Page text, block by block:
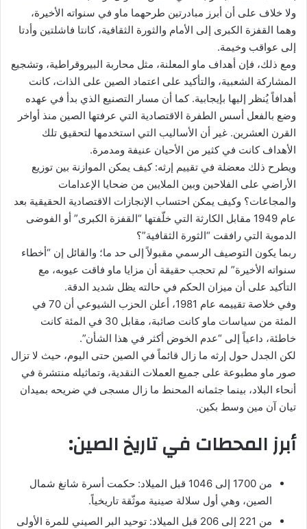
ولا خلاف على أن أبرز مبادرتين طرحهما ماو في سنواته الأخيرة،
وهما القفزة الكبرى إلى الأمام والثورة الثقافية، كانتا فاشلتين وأدتا
إلى عواقب وخيمة.
ومع ذلك، فإن أهداف ماو المعلنة، مثل محاربة البيروقراطية، وتشجيع
المشاركة الشعبية، والتأكيد على اعتماد الصين على الذات، كانت
أهدافاً يُنظر إليها بإيجابية. كما أن مسار التصنيع الذي بدأ في عهده
وضع بالفعل أسس الطفرة الاقتصادية التي عرفتها الصين منذ أواخر
القرن العشرين. غير أن الأساليب التي استخدمها لتحقيق تلك
الأهداف كانت في كثير من الأحيان عنيفة ومدمرة.
ويطرح ذلك معضلة في تقييم إرثه: كيف يمكن الموازنة بين توزيع
الأراضي على الفلاحين وبين الملايين من ضحايا الإعدامات
والمجاعات؟ وكيف يمكن احتساب الإنجازات الاقتصادية الحقيقية بعد
عام 1949 مقابل الكارثة التي خلّفتها “القفزة الكبرى” أو الفوضى
الدموية التي رافقت “الثورة الثقافية”؟
ربما يكون التوصيف الرسمي مقبولاً إلى حد ما؛ والقائل إن “أخطاء
سنواته الأخيرة” لم تحجب حقيقة أن مزايا ماو فاقت عيوبه، مع
التأكيد على أن ميزان الحكم في حالته يظل شديد الدقة.
وفي خلاصة تقييمه عام 1981، أعلن الحزب الشيوعي أن 70 في
المئة من سياسات ماو كانت صائبة، مقابل 30 في المئة كانت
خاطئة، داعياً إلى “عدم الخوض أكثر في هذا الشأن”.
لكن الجدل حول إرثه ما زال قائماً في الصين حتى اليوم، حيث لا تزال
صور ماو مطبوعة على جميع العملات النقدية، وتماثيله منتشرة في
أنحاء البلاد، بينما جثمانه المحنط ما زال مسجى في ضريحه بميدان
تيان آن مين وسط بكين.
أبرز المحطات في تاريخ الصين:
من 1700 إلى 1046 قبل الميلاد: حكمت أسرة شانغ شمال
الصين، وهي أول سلالة صينية موثّقة تاريخياً.
من 221 إلى 206 قبل الميلاد: توحيد البر الصيني للمرة الأولى